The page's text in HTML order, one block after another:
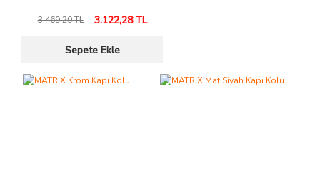
3.469,20 TL 3.122,28 TL
Sepete Ekle